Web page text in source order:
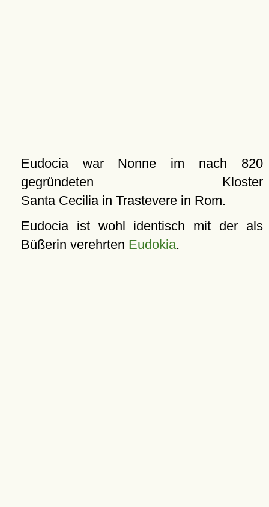
Eudocia war Nonne im nach 820
gegründeten Kloster
Santa Cecilia in Trasteverein Rom.
Eudocia ist wohl identisch mit der als
Büßerin verehrten Eudokia.